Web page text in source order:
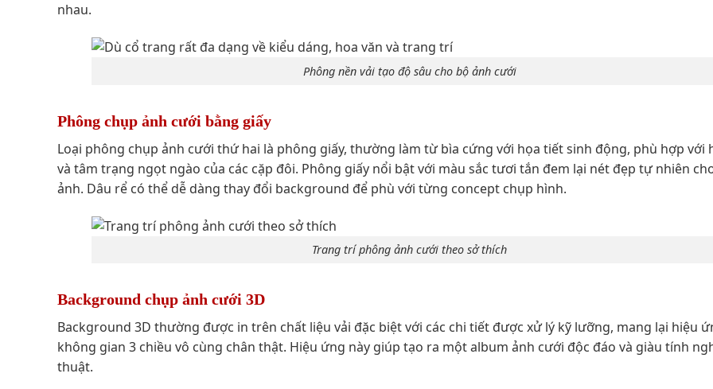
nhau.
Phông nền vải tạo độ sâu cho bộ ảnh cưới
Phông chụp ảnh cưới bằng giấy
Loại phông chụp ảnh cưới thứ hai là phông giấy, thường làm từ bìa cứng với họa tiết sinh động, phù hợp với
và tâm trạng ngọt ngào của các cặp đôi. Phông giấy nổi bật với màu sắc tươi tắn đem lại nét đẹp tự nhiên
ảnh. Dâu rể có thể dễ dàng thay đổi background để phù với từng concept chụp hình.
Trang trí phông ảnh cưới theo sở thích
Background chụp ảnh cưới 3D
Background 3D thường được in trên chất liệu vải đặc biệt với các chi tiết được xử lý kỹ lưỡng, mang lại hiệu
không gian 3 chiều vô cùng chân thật. Hiệu ứng này giúp tạo ra một album ảnh cưới độc đáo và giàu tính
thuật.